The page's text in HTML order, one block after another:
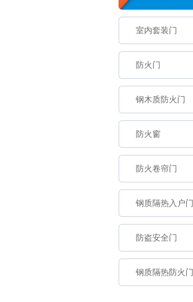
室内套装门
防火门
钢木质防火门
防火窗
防火卷帘门
钢质隔热入户门
防盗安全门
钢质隔热防火门